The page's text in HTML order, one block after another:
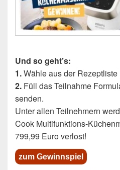
Und so geht’s:
1.Wähle aus der
2. Füll das Teilnahme
senden.
Unter allen Teilnehmern
Cook Multifunktions-
799,99 Euro verlost!
zum Gewinnspiel